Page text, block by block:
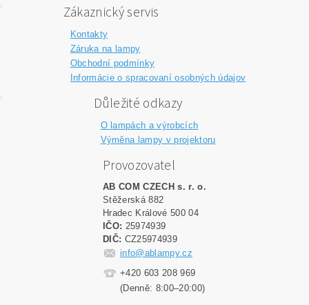
Zákaznický servis
Kontakty
Záruka na lampy
Obchodní podmínky
Informácie o spracovaní osobných údajov
Důležité odkazy
O lampách a výrobcích
Výměna lampy v projektoru
Provozovatel
AB COM CZECH s. r. o.
Stěžerská 882
Hradec Králové 500 04
IČO: 25974939
DIČ: CZ25974939
info@ablampy.cz
+420 603 208 969
(Denně: 8:00–20:00)